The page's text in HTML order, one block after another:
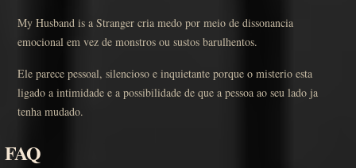
My Husband is a Stranger cria medo por meio de dissonancia
emocional em vez de monstros ou sustos barulhentos.
Ele parece pessoal, silencioso e inquietante porque o misterio esta
ligado a intimidade e a possibilidade de que a pessoa ao seu lado ja
tenha mudado.
FAQ